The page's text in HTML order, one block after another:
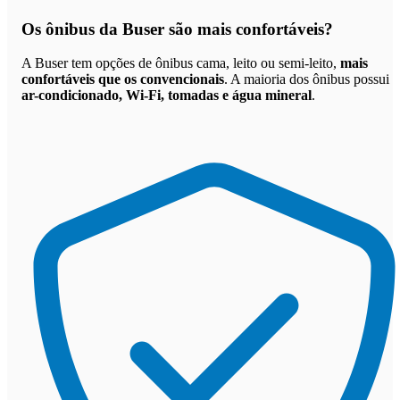
Os ônibus da Buser são mais confortáveis?
A Buser tem opções de ônibus cama, leito ou semi-leito, mais
confortáveis que os convencionais. A maioria dos ônibus possui
ar-condicionado, Wi-Fi, tomadas e água mineral.